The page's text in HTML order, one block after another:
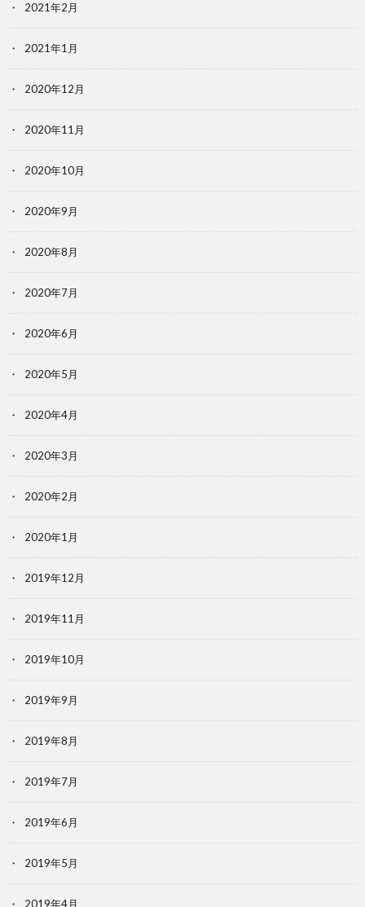
2021年2月
2021年1月
2020年12月
2020年11月
2020年10月
2020年9月
2020年8月
2020年7月
2020年6月
2020年5月
2020年4月
2020年3月
2020年2月
2020年1月
2019年12月
2019年11月
2019年10月
2019年9月
2019年8月
2019年7月
2019年6月
2019年5月
2019年4月